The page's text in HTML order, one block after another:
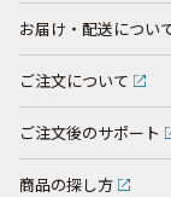
お届け・配送につい
ご注文について
ご注文後のサポート
商品の探し方